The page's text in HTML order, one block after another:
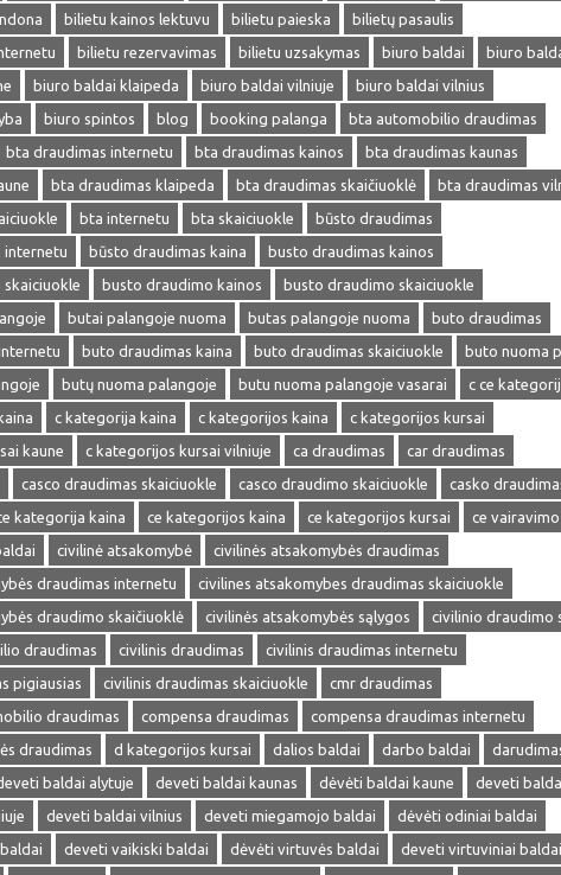
bilietu kainos lektuvu bilietu paieska
bilietų pasaulis
bilietu rezervavimas bilietu uzsakymas biuro baldai
biuro
biuro baldai klaipeda biuro baldai vilniuje
biuro baldai vilnius
biuro spintos blog booking palanga
bta automobilio draudimas
bta draudimas internetu bta draudimas kainos
bta draudimas kaunas
bta draudimas klaipeda bta draudimas skaičiuoklė
bta draudimas
bta internetu bta skaiciuokle
būsto draudimas
internetu
būsto draudimas kaina
busto draudimas kainos
skaiciuokle
busto draudimo kainos
busto draudimo skaiciuokle
butai palangoje nuoma butas palangoje nuoma
buto draudimas
buto draudimas kaina buto draudimas skaiciuokle
buto nuoma
butų nuoma palangoje butu nuoma palangoje vasarai
c ce
c kategorija kaina c kategorijos kaina
c kategorijos kursai
kaune
c kategorijos kursai vilniuje ca draudimas
car draudimas
casco draudimas skaiciuokle casco draudimo skaiciuokle
casko
kategorija kaina ce kategorijos kaina ce kategorijos kursai
ce
civilinė atsakomybė
civilinės atsakomybės draudimas
draudimas internetu
civilines atsakomybes draudimas skaiciuokle
draudimo skaičiuoklė
civilinės atsakomybės sąlygos
civilinio draudimo
draudimas
civilinis draudimas
civilinis draudimas internetu
pigiausias
civilinis draudimas skaiciuokle
cmr draudimas
draudimas
compensa draudimas
compensa draudimas internetu
draudimas
d kategorijos kursai dalios baldai darbo baldai
baldai alytuje deveti baldai kaunas dėvėti baldai kaune
deveti
deveti baldai vilnius deveti miegamojo baldai
dėvėti odiniai baldai
deveti vaikiski baldai dėvėti virtuvės baldai
deveti virtuviniai baldai